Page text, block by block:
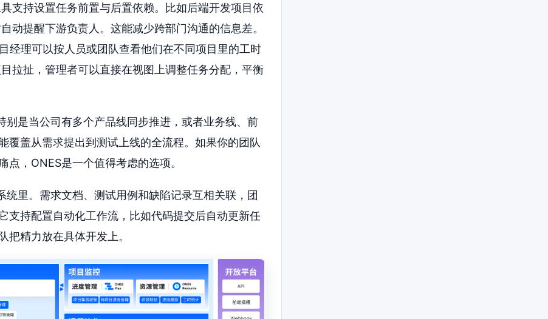
支持设置任务前置与后置依赖。比如后端开发项目依
动提醒下游负责人。这能减少跨部门沟通的信息差。
经理可以按人员或团队查看他们在不同项目里的工时
拉扯，管理者可以直接在视图上调整任务分配，平衡
别是当公司有多个产品线同步推进，或者业务线、前
覆盖从需求提出到测试上线的全流程。如果你的团队
，ONES是一个值得考虑的选项。
统里。需求文档、测试用例和缺陷记录互相关联，团
支持配置自动化工作流，比如代码提交后自动更新任
把精力放在具体开发上。